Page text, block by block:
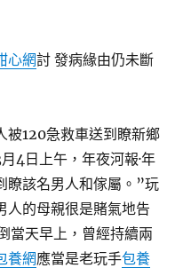
心網討 發病緣由仍未斷
被120急救車送到瞭新鄉
4日上午，年夜河報·年
瞭該名男人和傢屬。”玩
人的母親很是賭氣地告
當天早上，曾經持續兩
養網應當是老玩手包養